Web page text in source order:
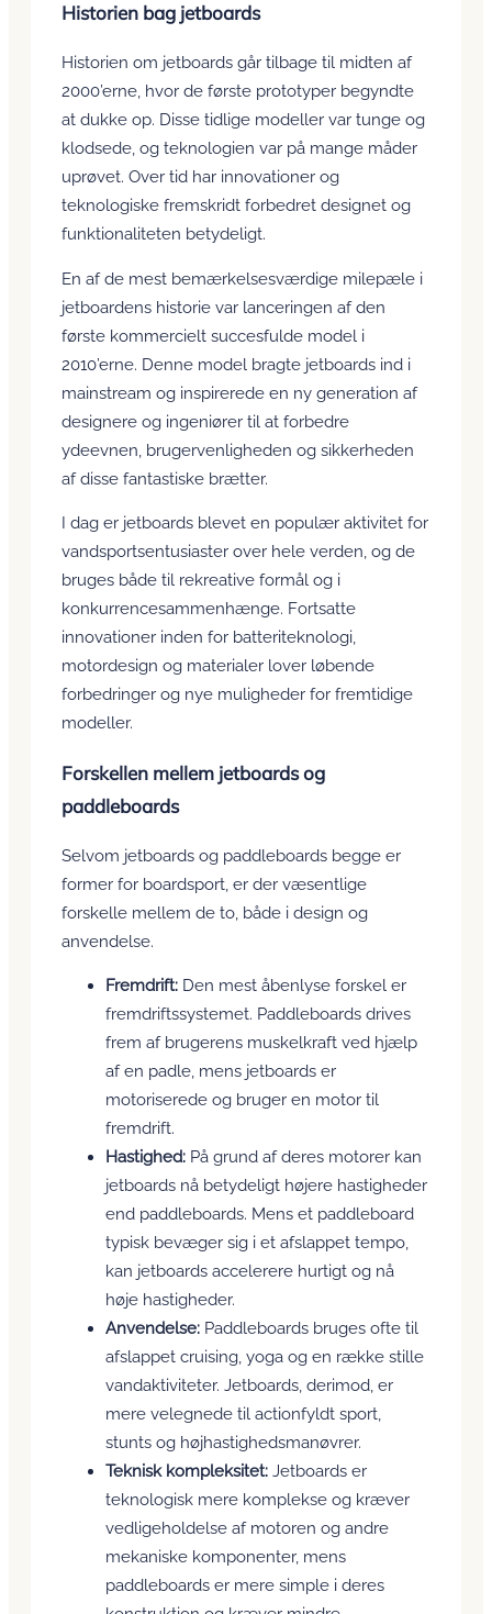
Historien bag jetboards
Historien om jetboards går tilbage til midten af
2000’erne, hvor de første prototyper begyndte
at dukke op. Disse tidlige modeller var tunge og
klodsede, og teknologien var på mange måder
uprøvet. Over tid har innovationer og
teknologiske fremskridt forbedret designet og
funktionaliteten betydeligt.
En af de mest bemærkelsesværdige milepæle i
jetboardens historie var lanceringen af den
første kommercielt succesfulde model i
2010’erne. Denne model bragte jetboards ind i
mainstream og inspirerede en ny generation af
designere og ingeniører til at forbedre
ydeevnen, brugervenligheden og sikkerheden
af disse fantastiske brætter.
I dag er jetboards blevet en populær aktivitet for
vandsportsentusiaster over hele verden, og de
bruges både til rekreative formål og i
konkurrencesammenhænge. Fortsatte
innovationer inden for batteriteknologi,
motordesign og materialer lover løbende
forbedringer og nye muligheder for fremtidige
modeller.
Forskellen mellem jetboards og
paddleboards
Selvom jetboards og paddleboards begge er
former for boardsport, er der væsentlige
forskelle mellem de to, både i design og
anvendelse.
Fremdrift: Den mest åbenlyse forskel er
fremdriftssystemet. Paddleboards drives
frem af brugerens muskelkraft ved hjælp
af en padle, mens jetboards er
motoriserede og bruger en motor til
fremdrift.
Hastighed: På grund af deres motorer kan
jetboards nå betydeligt højere hastigheder
end paddleboards. Mens et paddleboard
typisk bevæger sig i et afslappet tempo,
kan jetboards accelerere hurtigt og nå
høje hastigheder.
Anvendelse: Paddleboards bruges ofte til
afslappet cruising, yoga og en række stille
vandaktiviteter. Jetboards, derimod, er
mere velegnede til actionfyldt sport,
stunts og højhastighedsmanøvrer.
Teknisk kompleksitet: Jetboards er
teknologisk mere komplekse og kræver
vedligeholdelse af motoren og andre
mekaniske komponenter, mens
paddleboards er mere simple i deres